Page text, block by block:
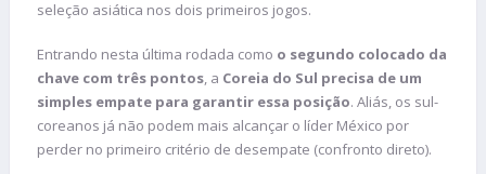
seleção asiática nos dois primeiros jogos.
Entrando nesta última rodada como o segundo colocado da
chave com três pontos, a Coreia do Sul precisa de um
simples empate para garantir essa posição. Aliás, os sul-
coreanos já não podem mais alcançar o líder México por
perder no primeiro critério de desempate (confronto direto).